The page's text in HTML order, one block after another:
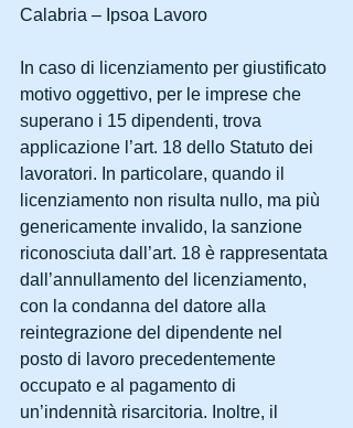
Calabria – Ipsoa Lavoro
In caso di licenziamento per giustificato
motivo oggettivo, per le imprese che
superano i 15 dipendenti, trova
applicazione l’art. 18 dello Statuto dei
lavoratori. In particolare, quando il
licenziamento non risulta nullo, ma più
genericamente invalido, la sanzione
riconosciuta dall’art. 18 è rappresentata
dall’annullamento del licenziamento,
con la condanna del datore alla
reintegrazione del dipendente nel
posto di lavoro precedentemente
occupato e al pagamento di
un’indennità risarcitoria. Inoltre, il